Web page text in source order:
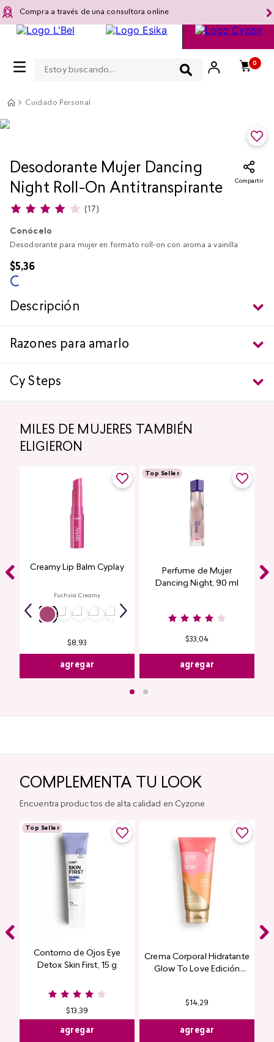
Compra a través de una consultora online
0
Cuidado Personal
Desodorante Mujer Dancing
Night Roll-On Antitranspirante
Compartir
(17)
Conócelo
Desodorante para mujer en formato roll-on con aroma a vainilla
$5,36
Descripción
Razones para amarlo
Cy Steps
MILES DE MUJERES TAMBIÉN
ELIGIERON
Creamy Lip Balm Cyplay
Fuchsia Creamy
$8,93
agregar
Top Seller
Perfume de Mujer
Dancing Night, 90 ml
$33,04
agregar
COMPLEMENTA TU LOOK
Encuentra productos de alta calidad en Cyzone
Top Seller
Contorno de Ojos Eye
Detox Skin First, 15 g
$13,39
agregar
Crema Corporal Hidratante
Glow To Love Edición
$14,29
agregar